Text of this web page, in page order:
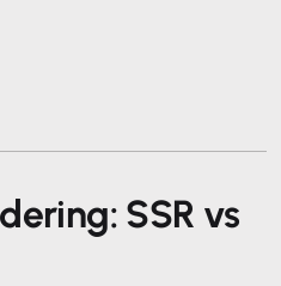
SSR vs